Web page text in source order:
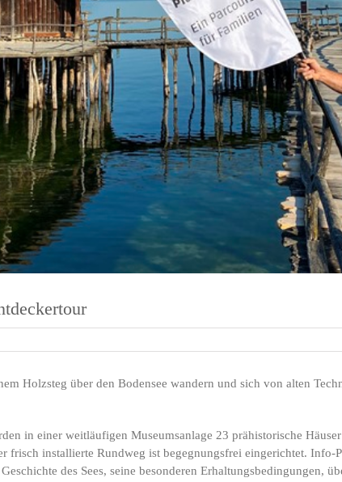
Holzsteg über den Bodensee wandern und sich von alten
in einer weitläufigen Museumsanlage 23 prähistorische
frisch installierte Rundweg ist begegnungsfrei eingerichtet. Info-
des Sees, seine besonderen Erhaltungsbedingungen,